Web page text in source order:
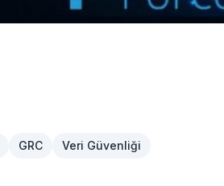
GRC
Veri Güvenliği